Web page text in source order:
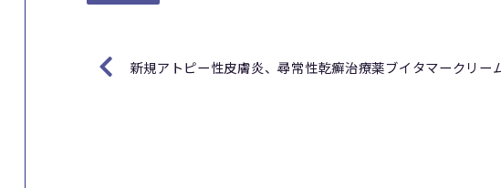
新規アトピー性皮膚炎、尋常性乾癬治療薬ブイタマークリー